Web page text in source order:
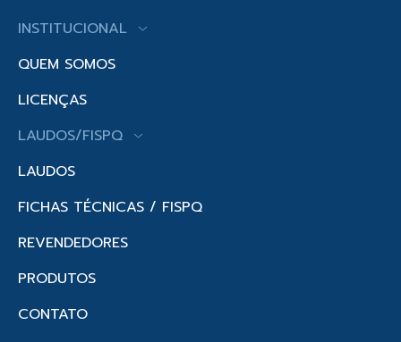
INSTITUCIONAL
QUEM SOMOS
LICENÇAS
LAUDOS/FISPQ
LAUDOS
FICHAS TÉCNICAS / FISPQ
REVENDEDORES
PRODUTOS
CONTATO